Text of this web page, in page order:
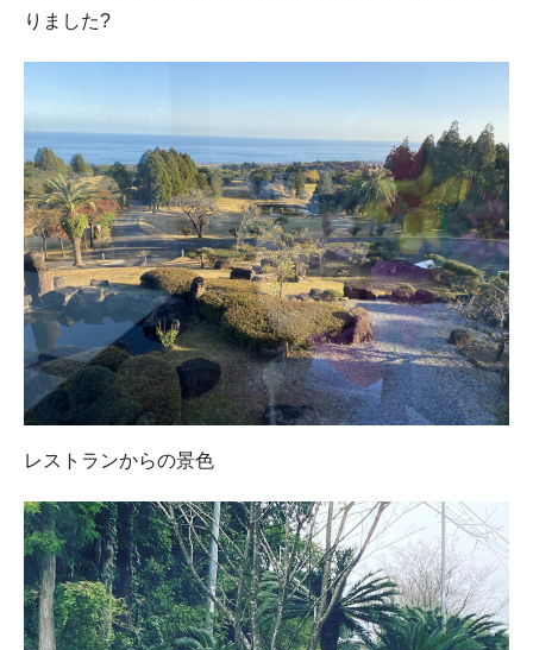
りました?
レストランからの景色